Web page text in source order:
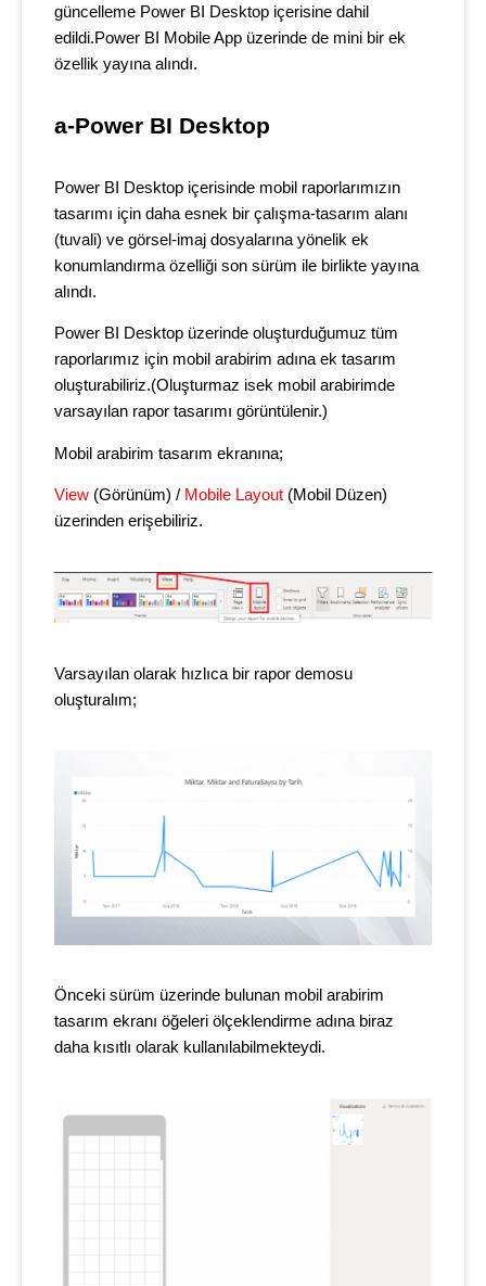
güncelleme Power BI Desktop içerisine dahil
edildi.Power BI Mobile App üzerinde de mini bir ek
özellik yayına alındı.
a-Power BI Desktop
Power BI Desktop içerisinde mobil raporlarımızın
tasarımı için daha esnek bir çalışma-tasarım alanı
(tuvali) ve görsel-imaj dosyalarına yönelik ek
konumlandırma özelliği son sürüm ile birlikte yayına
alındı.
Power BI Desktop üzerinde oluşturduğumuz tüm
raporlarımız için mobil arabirim adına ek tasarım
oluşturabiliriz.(Oluşturmaz isek mobil arabirimde
varsayılan rapor tasarımı görüntülenir.)
Mobil arabirim tasarım ekranına;
View (Görünüm) / Mobile Layout (Mobil Düzen)
üzerinden erişebiliriz.
Varsayılan olarak hızlıca bir rapor demosu
oluşturalım;
Önceki sürüm üzerinde bulunan mobil arabirim
tasarım ekranı öğeleri ölçeklendirme adına biraz
daha kısıtlı olarak kullanılabilmekteydi.